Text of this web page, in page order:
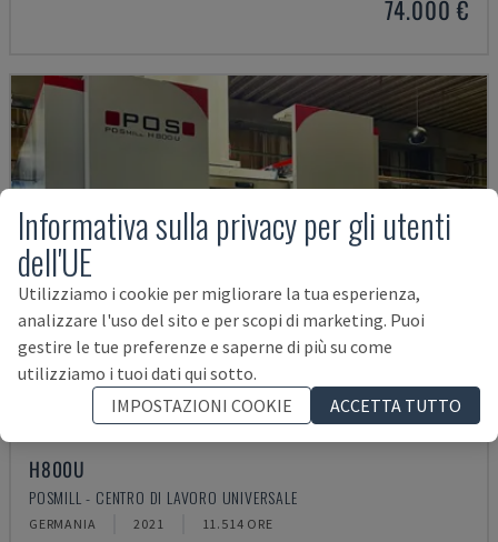
74.000 €
H800U
POSMILL - CENTRO DI LAVORO UNIVERSALE
GERMANIA 2021 11.514 ORE
Informativa sulla privacy per gli utenti
dell'UE
Utilizziamo i cookie per migliorare la tua esperienza,
analizzare l'uso del sito e per scopi di marketing. Puoi
gestire le tue preferenze e saperne di più su come
utilizziamo i tuoi dati qui sotto.
IMPOSTAZIONI COOKIE
ACCETTA TUTTO